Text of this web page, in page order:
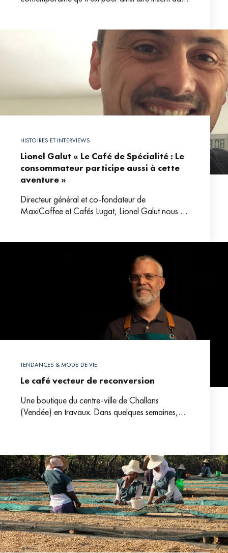
HISTOIRES ET INTERVIEWS
Lionel Galut « Le Café de Spécialité : Le
consommateur participe aussi à cette
aventure »
Directeur général et co-fondateur de
MaxiCoffee et Cafés Lugat, Lionel Galut nous a
TENDANCES & MODE DE VIE
Le café vecteur de reconversion
Une boutique du centre-ville de Challans
(Vendée) en travaux. Dans quelques semaines,